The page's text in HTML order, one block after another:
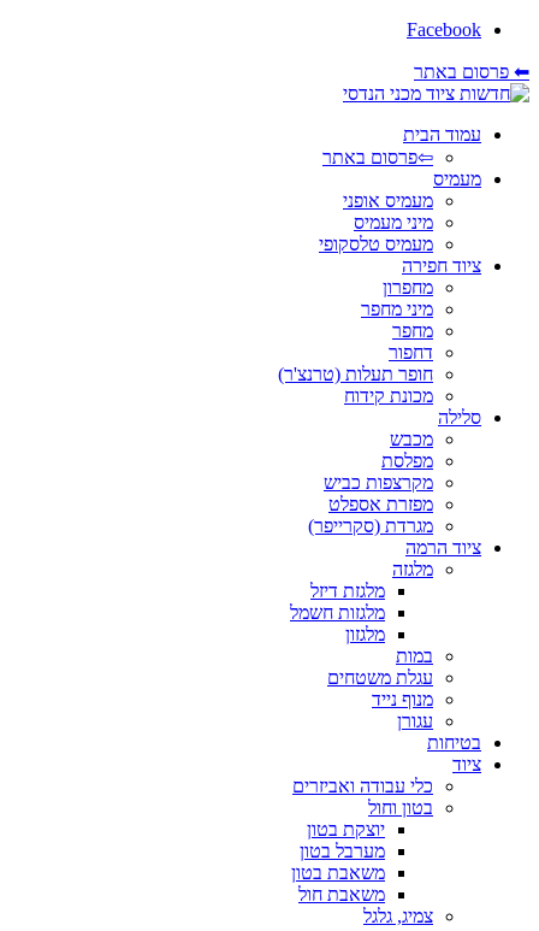
Facebook
⬅ פרסום באתר
עמוד הבית
⇦פרסום באתר
מעמיס
מעמיס אופני
מיני מעמיס
מעמיס טלסקופי
ציוד חפירה
מחפרון
מיני מחפר
מחפר
דחפור
חופר תעלות (טרנצ'ר)
מכונת קידוח
סלילה
מכבש
מפלסת
מקרצפות כביש
מפזרת אספלט
מגרדת (סקרייפר)
ציוד הרמה
מלגזה
מלגזת דיזל
מלגזות חשמל
מלגזון
במות
עגלת משטחים
מנוף נייד
עגורן
בטיחות
ציוד
כלי עבודה ואביזרים
בטון וחול
יוצקת בטון
מערבל בטון
משאבת בטון
משאבת חול
צמיג, גלגל